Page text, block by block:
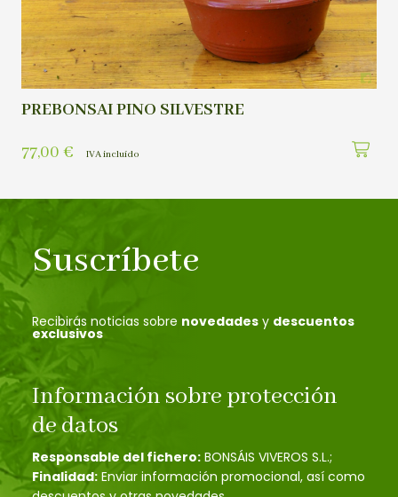
PREBONSAI PINO SILVESTRE
77,00 € IVA incluído
Suscríbete
Recibirás noticias sobre novedades y descuentos
exclusivos
Información sobre protección
de datos
Responsable del fichero: BONSÁIS VIVEROS S.L.;
Finalidad: Enviar información promocional, así como